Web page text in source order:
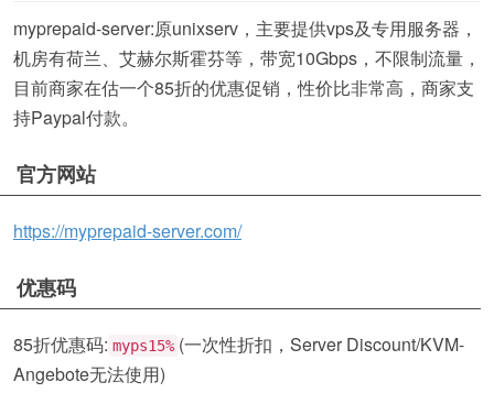
myprepaid-server:原unixserv，主要提供vps及专用服务器，
机房有荷兰、艾赫尔斯霍芬等，带宽10Gbps，不限制流量，
目前商家在估一个85折的优惠促销，性价比非常高，商家支
持Paypal付款。
官方网站
https://myprepaid-server.com/
优惠码
85折优惠码: myps15% (一次性折扣，Server Discount/KVM-
Angebote无法使用)